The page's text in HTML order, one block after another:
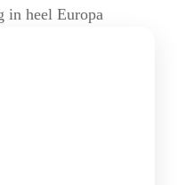
in heel Europa